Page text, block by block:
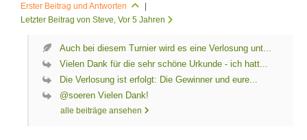
Erster Beitrag und Antworten
|
Letzter Beitrag von Steve , Vor 5 Jahren
Auch bei diesem Turnier wird es eine Verlosung unt...
Vielen Dank für die sehr schöne Urkunde - ich hatt...
Die Verlosung ist erfolgt: Die Gewinner und eure...
@soeren Vielen Dank!
alle beiträge ansehen